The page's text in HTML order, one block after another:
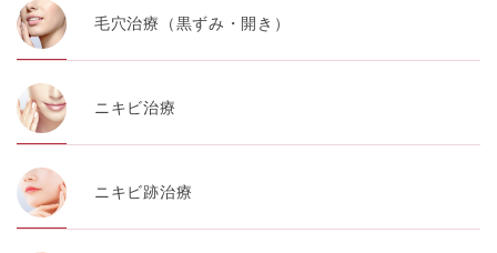
毛穴治療（黒ずみ・開き）
ニキビ治療
ニキビ跡治療